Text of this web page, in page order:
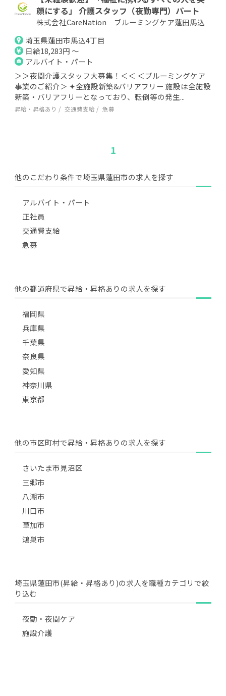
顔にする」 介護スタッフ（夜勤専門）パート
株式会社CareNation ブルーミングケア蓮田馬込
埼玉県蓮田市馬込4丁目
日給18,283円 ～
アルバイト・パート
＞＞夜間介護スタッフ大募集！＜＜ ＜ブルーミングケア
事業のご紹介＞ ✦全施設新築&バリアフリー 施設は全施設
新築・バリアフリーとなっており、転倒等の発生...
昇給・昇格あり 交通費支給 急募
1
他のこだわり条件で埼玉県蓮田市の求人を探す
アルバイト・パート
正社員
交通費支給
急募
他の都道府県で昇給・昇格ありの求人を探す
福岡県
兵庫県
千葉県
奈良県
愛知県
神奈川県
東京都
他の市区町村で昇給・昇格ありの求人を探す
さいたま市見沼区
三郷市
八潮市
川口市
草加市
鴻巣市
埼玉県蓮田市(昇給・昇格あり)の求人を職種カテゴリで絞
り込む
夜勤・夜間ケア
施設介護